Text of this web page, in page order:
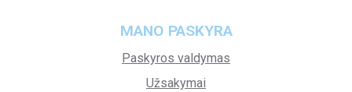
MANO PASKYRA
Paskyros valdymas
Užsakymai